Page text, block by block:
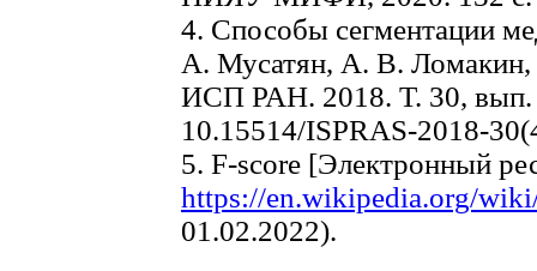
4. Способы сегментации
А. Мусатян, А. В.
ИСП РАН. 2018. Т. 30, вып.
10.15514/ISPRAS-2018-
5. F-score [Электронный
https://en.wikipedia.org/
01.02.2022).